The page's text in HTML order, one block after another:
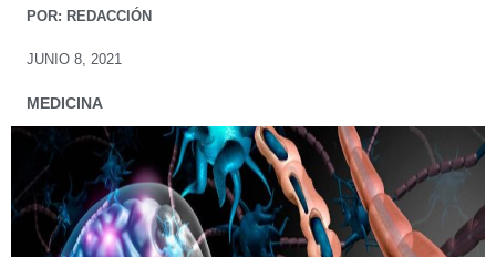
POR: REDACCIÓN
JUNIO 8, 2021
MEDICINA